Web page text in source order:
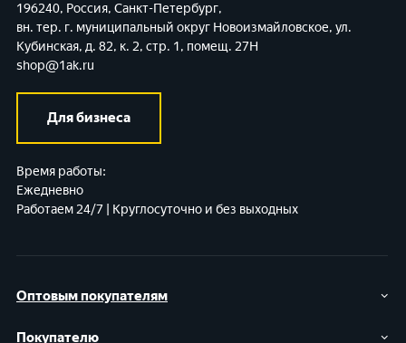
Оптовым покупателям
Покупателю
196240, Россия, Санкт-Петербург,
вн. тер. г. муниципальный округ Новоизмайловское, ул.
Кубинская, д. 82, к. 2, стр. 1, помещ. 27Н
shop@1ak.ru
Для бизнеса
Время работы:
Ежедневно
Работаем 24/7 | Круглосуточно и без выходных